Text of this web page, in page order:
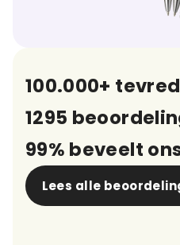
100.000+
1295
99% beveelt
Lees alle